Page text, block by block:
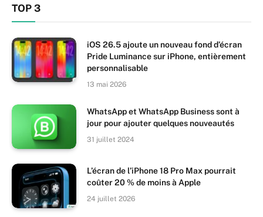
TOP 3
iOS 26.5 ajoute un nouveau fond d’écran
Pride Luminance sur iPhone, entièrement
personnalisable
13 mai 2026
WhatsApp et WhatsApp Business sont à
jour pour ajouter quelques nouveautés
31 juillet 2024
L’écran de l’iPhone 18 Pro Max pourrait
coûter 20 % de moins à Apple
24 juillet 2026